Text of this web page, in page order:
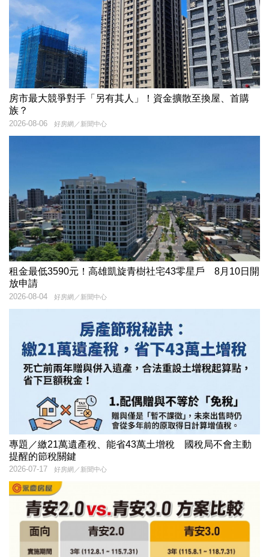
房市最大競爭對手「另有其人」！資金擴散至換屋、首購
族？
好房網／新聞中心
2026-08-06
租金最低3590元！高雄凱旋青樹社宅43零星戶 8月10日開
放申請
好房網／新聞中心
2026-08-04
專題／繳21萬遺產稅、能省43萬土增稅 國稅局不會主動
提醒的節稅關鍵
好房網／新聞中心
2026-07-17